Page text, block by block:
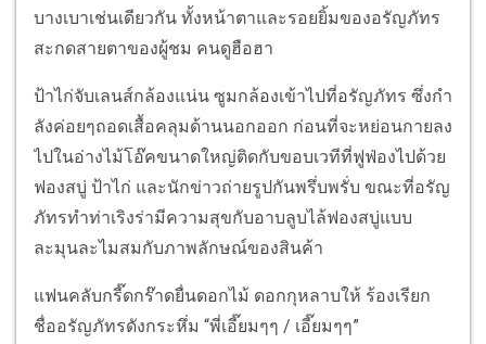
บางเบาเช่นเดียวกัน ทั้งหน้าตาและรอยยิ้มของอรัญภัทร
สะกดสายตาของผู้ชม คนดูฮือฮา
ป้าไก่จับเลนส์กล้องแน่น ซูมกล้องเข้าไปที่อรัญภัทร ซึ่งกำ
ลังค่อยๆถอดเสื้อคลุมด้านนอกออก ก่อนที่จะหย่อนกายลง
ไปในอ่างไม้โอ๊คขนาดใหญ่ติดกับขอบเวทีที่ฟูฟ่องไปด้วย
ฟองสบู่ ป้าไก่ และนักข่าวถ่ายรูปกันพรึ่บพรั่บ ขณะที่อรัญ
ภัทรทำท่าเริงร่ามีความสุขกับอาบลูบไล้ฟองสบู่แบบ
ละมุนละไมสมกับภาพลักษณ์ของสินค้า
แฟนคลับกรี๊ดกร๊าดยื่นดอกไม้ ดอกกุหลาบให้ ร้องเรียก
ชื่ออรัญภัทรดังกระหึ่ม “พี่เอี๊ยมๆๆ / เอี๊ยมๆๆ”